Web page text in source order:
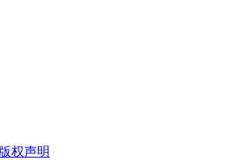
版权声明